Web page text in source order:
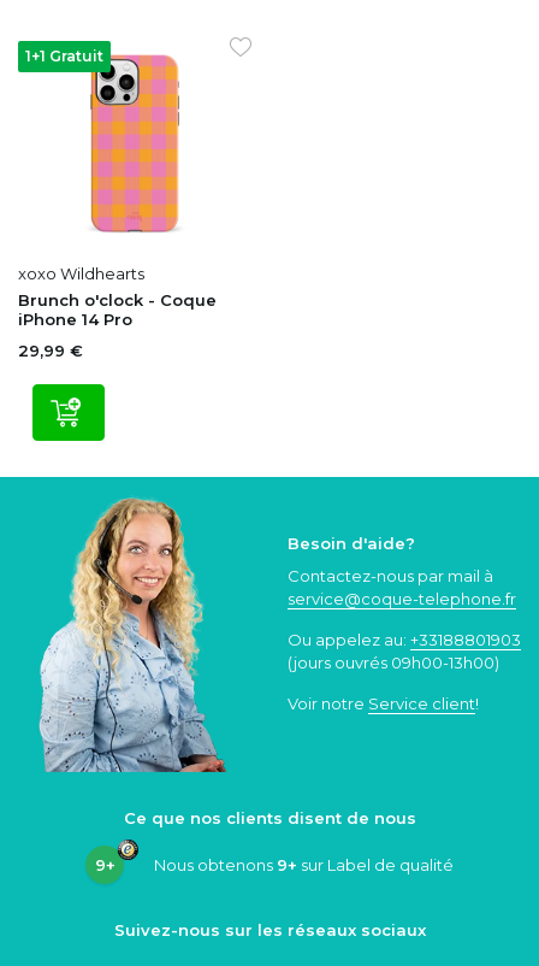
1+1 Gratuit
xoxo Wildhearts
Brunch o'clock - Coque
iPhone 14 Pro
29,99 €
Besoin d'aide?
Contactez-nous par mail à
service@coque-telephone.fr
Ou appelez au: +33188801903
(jours ouvrés 09h00-13h00)
Voir notre Service client!
Ce que nos clients disent de nous
9+ Nous obtenons 9+ sur Label de qualité
Suivez-nous sur les réseaux sociaux